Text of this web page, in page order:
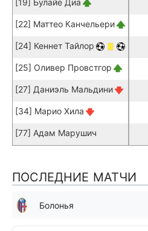
[19] Булайе Диа
[22] Маттео Канчельери
[24] Кеннет Тайлор
[25] Оливер Провстгор
[27] Даниэль Мальдини
[34] Марио Хила
[77] Адам Марушич
ПОСЛЕДНИЕ МАТЧИ
Болонья